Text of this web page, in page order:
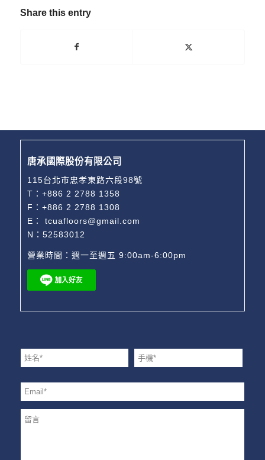
Share this entry
唐承國際股份有限公司
115台北市忠孝東路六段98號
T：+886 2 2788 1358
F：+886 2 2788 1308
E：
tcuafloors@gmail.com
N：52583012
營業時間：週一至週五 9:00am-6:00pm